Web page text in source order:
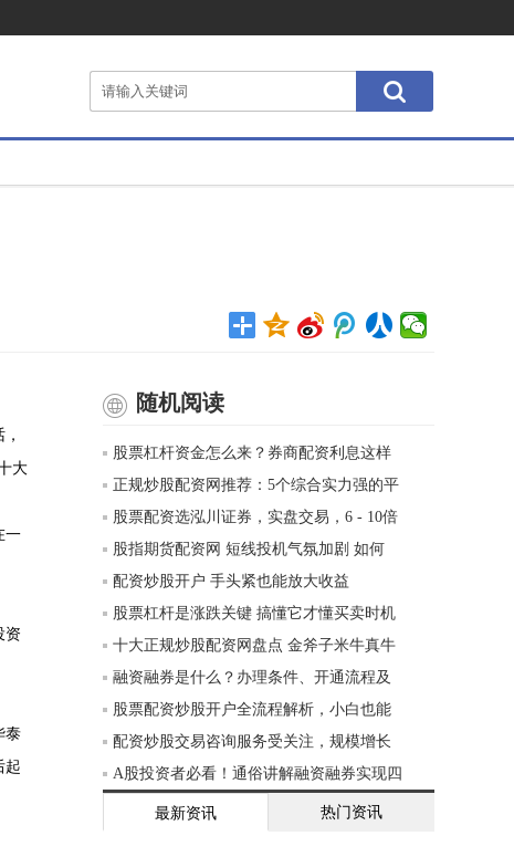
大
一
资
泰
起
随机阅读
股票杠杆资金怎么来？券商配资利息这样
正规炒股配资网推荐：5个综合实力强的平
股票配资选泓川证券，实盘交易，6 - 10倍
股指期货配资网 短线投机气氛加剧 如何
配资炒股开户 手头紧也能放大收益
股票杠杆是涨跌关键 搞懂它才懂买卖时机
十大正规炒股配资网盘点 金斧子米牛真牛
融资融券是什么？办理条件、开通流程及
股票配资炒股开户全流程解析，小白也能
配资炒股交易咨询服务受关注，规模增长
A股投资者必看！通俗讲解融资融券实现四
最新资讯 热门资讯